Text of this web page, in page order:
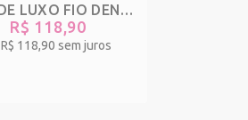
BODY DE LUXO FIO DENTAL CAVADO EM TULE E RENDA COM TRANSPARÊNCIA - FABULOSO - PRETO - REF 1436
R$ 118,90
R$ 118,90 sem juros